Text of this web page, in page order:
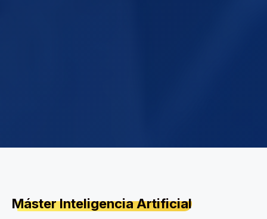
Máster Inteligencia Artificial